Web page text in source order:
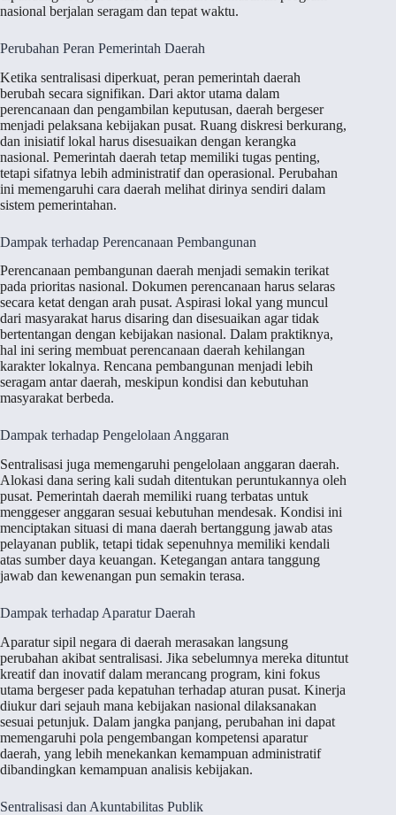
nasional berjalan seragam dan tepat waktu.
Perubahan Peran Pemerintah Daerah
Ketika sentralisasi diperkuat, peran pemerintah daerah
berubah secara signifikan. Dari aktor utama dalam
perencanaan dan pengambilan keputusan, daerah bergeser
menjadi pelaksana kebijakan pusat. Ruang diskresi berkurang,
dan inisiatif lokal harus disesuaikan dengan kerangka
nasional. Pemerintah daerah tetap memiliki tugas penting,
tetapi sifatnya lebih administratif dan operasional. Perubahan
ini memengaruhi cara daerah melihat dirinya sendiri dalam
sistem pemerintahan.
Dampak terhadap Perencanaan Pembangunan
Perencanaan pembangunan daerah menjadi semakin terikat
pada prioritas nasional. Dokumen perencanaan harus selaras
secara ketat dengan arah pusat. Aspirasi lokal yang muncul
dari masyarakat harus disaring dan disesuaikan agar tidak
bertentangan dengan kebijakan nasional. Dalam praktiknya,
hal ini sering membuat perencanaan daerah kehilangan
karakter lokalnya. Rencana pembangunan menjadi lebih
seragam antar daerah, meskipun kondisi dan kebutuhan
masyarakat berbeda.
Dampak terhadap Pengelolaan Anggaran
Sentralisasi juga memengaruhi pengelolaan anggaran daerah.
Alokasi dana sering kali sudah ditentukan peruntukannya oleh
pusat. Pemerintah daerah memiliki ruang terbatas untuk
menggeser anggaran sesuai kebutuhan mendesak. Kondisi ini
menciptakan situasi di mana daerah bertanggung jawab atas
pelayanan publik, tetapi tidak sepenuhnya memiliki kendali
atas sumber daya keuangan. Ketegangan antara tanggung
jawab dan kewenangan pun semakin terasa.
Dampak terhadap Aparatur Daerah
Aparatur sipil negara di daerah merasakan langsung
perubahan akibat sentralisasi. Jika sebelumnya mereka dituntut
kreatif dan inovatif dalam merancang program, kini fokus
utama bergeser pada kepatuhan terhadap aturan pusat. Kinerja
diukur dari sejauh mana kebijakan nasional dilaksanakan
sesuai petunjuk. Dalam jangka panjang, perubahan ini dapat
memengaruhi pola pengembangan kompetensi aparatur
daerah, yang lebih menekankan kemampuan administratif
dibandingkan kemampuan analisis kebijakan.
Sentralisasi dan Akuntabilitas Publik